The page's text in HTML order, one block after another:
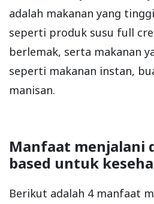
adalah makanan yang
seperti produk susu full
berlemak, serta makanan
seperti makanan instan,
manisan.
Manfaat menjalani
based untuk
Berikut adalah 4 manfaat